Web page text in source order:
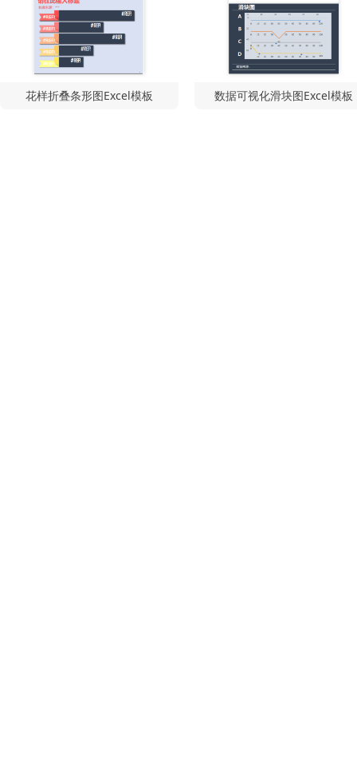
花样折叠条形图Excel模板 数据可视化滑块图Excel模板